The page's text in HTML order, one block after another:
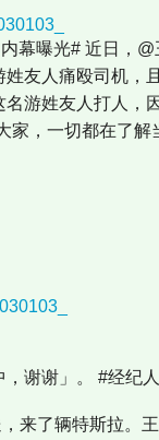
幕曝光# 近日，
友人痛殴司机，
游姓友人打人，
，一切都在了
谢谢」。 #经纪
来了辆特斯拉。